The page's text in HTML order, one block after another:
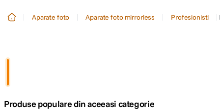
4. peak design
Aparate foto Aparate foto mirrorless Profesionisti
Produse populare din aceeasi categorie